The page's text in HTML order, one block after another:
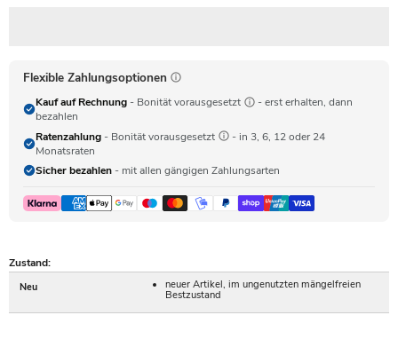
Flexible Zahlungsoptionen
Kauf auf Rechnung - Bonität vorausgesetzt
- erst erhalten, dann
bezahlen
Ratenzahlung - Bonität vorausgesetzt
- in 3, 6, 12 oder 24
Monatsraten
Sicher bezahlen - mit allen gängigen Zahlungsarten
Zustand:
Neu
neuer Artikel, im ungenutzten mängelfreien
Bestzustand